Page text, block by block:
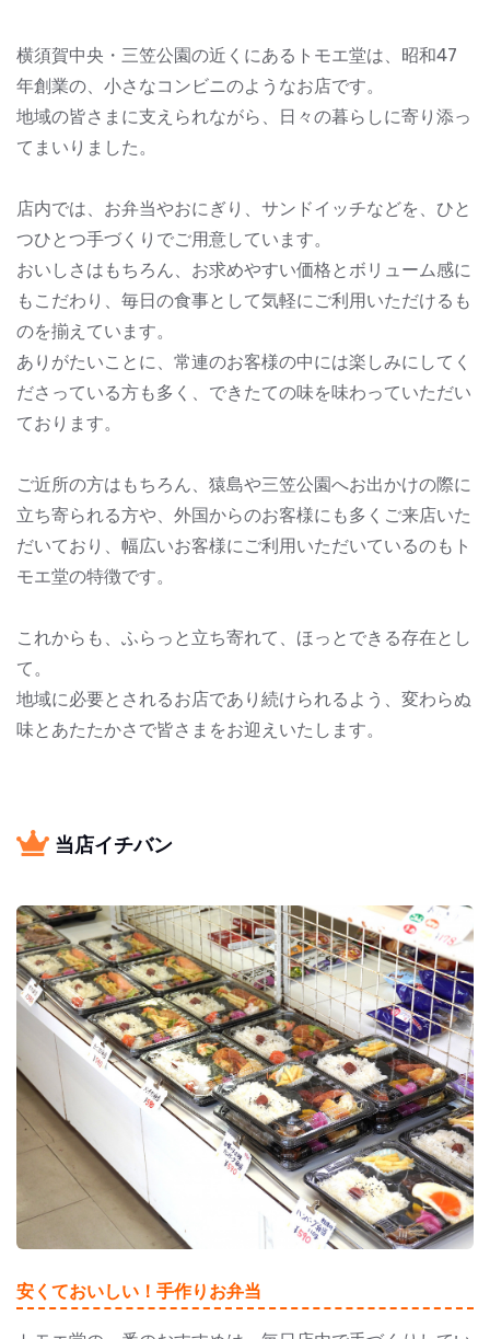
横須賀中央・三笠公園の近くにあるトモエ堂は、昭和47
年創業の、小さなコンビニのようなお店です。
地域の皆さまに支えられながら、日々の暮らしに寄り添っ
てまいりました。
店内では、お弁当やおにぎり、サンドイッチなどを、ひと
つひとつ手づくりでご用意しています。
おいしさはもちろん、お求めやすい価格とボリューム感に
もこだわり、毎日の食事として気軽にご利用いただけるも
のを揃えています。
ありがたいことに、常連のお客様の中には楽しみにしてく
ださっている方も多く、できたての味を味わっていただい
ております。
ご近所の方はもちろん、猿島や三笠公園へお出かけの際に
立ち寄られる方や、外国からのお客様にも多くご来店いた
だいており、幅広いお客様にご利用いただいているのもト
モエ堂の特徴です。
これからも、ふらっと立ち寄れて、ほっとできる存在とし
て。
地域に必要とされるお店であり続けられるよう、変わらぬ
味とあたたかさで皆さまをお迎えいたします。
当店イチバン
安くておいしい！手作りお弁当